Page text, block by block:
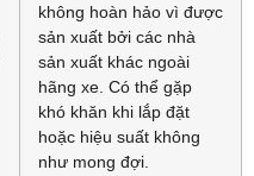
không hoàn hảo vì được
sản xuất bởi các nhà
sản xuất khác ngoài
hãng xe. Có thể gặp
khó khăn khi lắp đặt
hoặc hiệu suất không
như mong đợi.